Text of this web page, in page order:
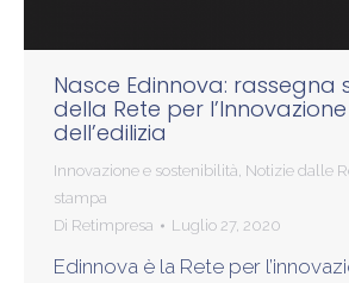
Nasce Edinnova: rassegna
della Rete per
dell’edilizia
Innovazione e sostenibilità, Notizie dalle
stampa
Di Retimpresa Luglio 27, 2020
Edinnova è la Rete per